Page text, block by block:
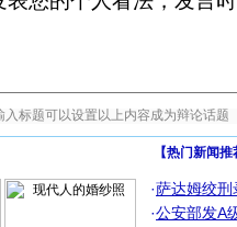
【热门新闻
·萨达姆绞刑
·公安部发A